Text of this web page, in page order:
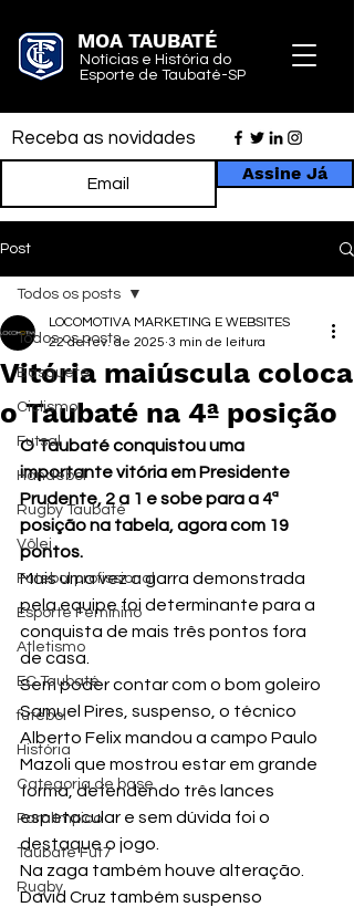
MOA TAUBATÉ
Notícias e História do
Esporte de Taubaté-SP
Receba as novidades
Assine Já
Post
Todos os posts
Basquete
Ciclismo
Futsal
Handebol
Rugby Taubaté
Vôlei
Futebol profissional
Esporte Feminino
Atletismo
EC Taubaté
futebol
História
Categoria de base
Paralímpico
Taubaté Fut7
Rugby
Todos os posts
Vitória maiúscula coloca
o Taubaté na 4ª posição
LOCOMOTIVA MARKETING E WEBSITES
22 de fev. de 2025 3 min de leitura
O Taubaté conquistou uma
importante vitória em Presidente
Prudente, 2 a 1 e sobe para a 4ª
posição na tabela, agora com 19
pontos.
Mais uma vez a garra demonstrada
pela equipe foi determinante para a
conquista de mais três pontos fora
de casa.
Sem poder contar com o bom goleiro
Samuel Pires, suspenso, o técnico
Alberto Felix mandou a campo Paulo
Mazoli que mostrou estar em grande
forma, defendendo três lances
espetacular e sem dúvida foi o
destaque o jogo.
Na zaga também houve alteração.
David Cruz também suspenso